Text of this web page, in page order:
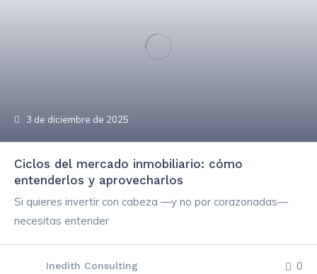
3 de diciembre de 2025
Ciclos del mercado inmobiliario: cómo
entenderlos y aprovecharlos
Si quieres invertir con cabeza —y no por corazonadas—
necesitas entender
Inedith Consulting 0